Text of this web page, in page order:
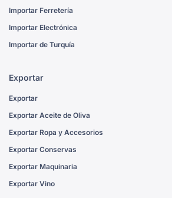
Importar Ferretería
Importar Electrónica
Importar de Turquía
Exportar
Exportar
Exportar Aceite de Oliva
Exportar Ropa y Accesorios
Exportar Conservas
Exportar Maquinaria
Exportar Vino